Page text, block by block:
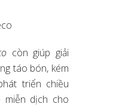
còn giúp giải
táo bón, kém
triển chiều
miễn dịch cho